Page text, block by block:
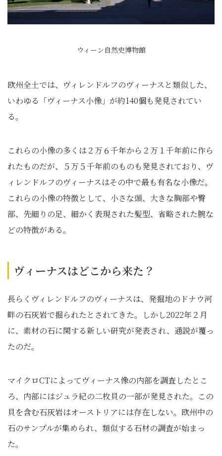
ウィーン自然史博物館
欧州全土では、ヴィレンドルフのヴィーナスと類似した、
いわゆる「ヴィーナス小像」が約140個も発見されてい
る。
これらの小像の多くは２万６千年から２万１千年前に作ら
れたものだが、５万５千年前のものも発見されており、ヴ
ィレンドルフのヴィーナスはその中で最も有名な小像だ。
これらの小像の特徴として、小さな頭、大きな胸部や臀
部、先細りの足、細かく表現された髪型、省略された腕な
どの特徴がある。
ヴィーナスはどこから来た？
長らくヴィレンドルフのヴィーナスは、発掘地のドナウ河
畔の石灰岩で掘られたとされてきた。しかし2022年２月
に、素材の石に関する新しい研究が発表され、通説が覆っ
たのだ。
マイクロCTによってヴィーナス像の内部を調査したとこ
ろ、内部にはジュラ紀の二枚貝の一部が発見された。この
貝を含む石灰岩はオーストリアには存在しない。欧州中の
石のサンプルが集められ、類似する石材の調査が始まっ
た。